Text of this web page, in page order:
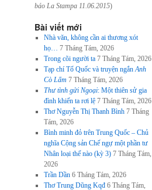
báo La Stampa 11.06.2015)
Bài viết mới
Nhà văn, không cần ai thương xót
họ… 7 Tháng Tám, 2026
Trong cõi người ta 7 Tháng Tám, 2026
Tạp chí Tổ Quốc và truyện ngắnAnh
Cò Lấm 7 Tháng Tám, 2026
Thư tình gửi Ngoại: Một thiên sử gia
đình khiến ta rơi lệ 7 Tháng Tám, 2026
Thơ Nguyễn Thị Thanh Bình 7 Tháng
Tám, 2026
Bình minh đỏ trên Trung Quốc – Chủ
nghĩa Cộng sản Chế ngự một phần tư
Nhân loại thế nào (kỳ 3) 7 Tháng Tám,
2026
Trần Dần 6 Tháng Tám, 2026
Thơ Trung Dũng Kqđ 6 Tháng Tám,